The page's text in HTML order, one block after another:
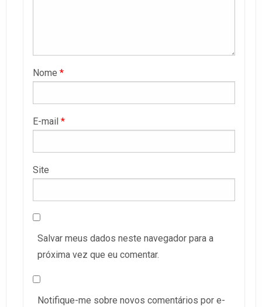
Nome *
E-mail *
Site
Salvar meus dados neste navegador para a
próxima vez que eu comentar.
Notifique-me sobre novos comentários por e-